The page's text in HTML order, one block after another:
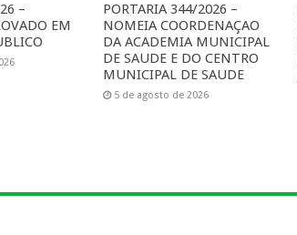
–
EM
PORTARIA 344/2026 –
NOMEIA COORDENAÇAO
DA ACADEMIA MUNICIPAL
DE SAUDE E DO CENTRO
MUNICIPAL DE SAUDE
5 de agosto de 2026